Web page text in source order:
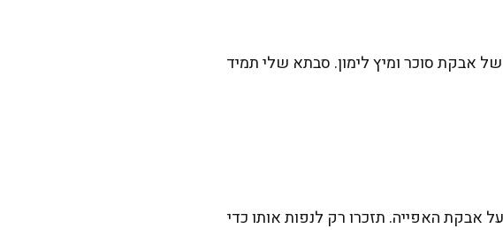
אבקת סוכר ומיץ לימון. סבתא שלי תמיד
אבקת האפייה. תזכרו רק לנפות אותו כדי